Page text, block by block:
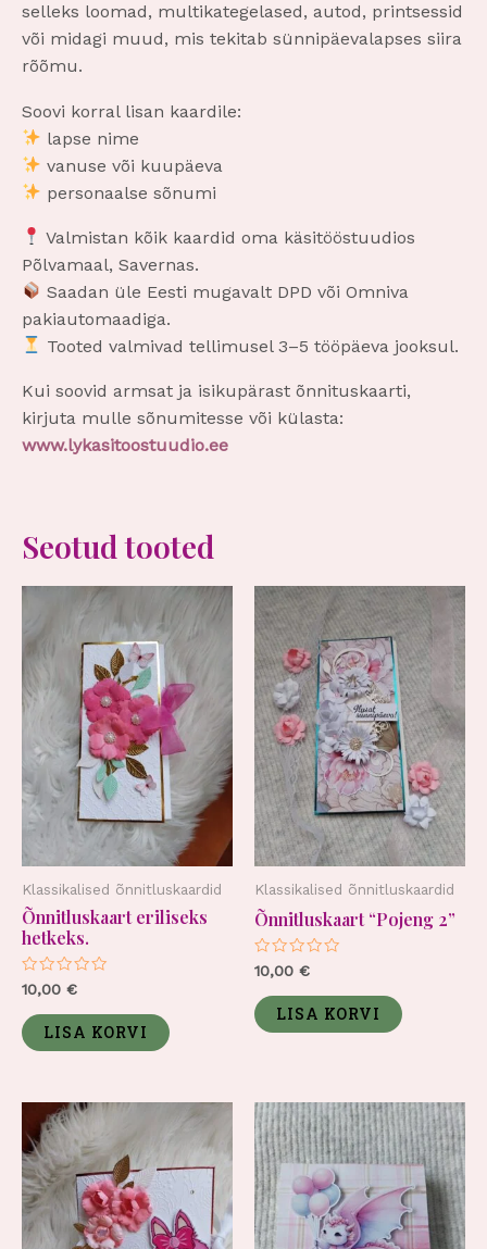
selleks loomad, multikategelased, autod, printsessid
või midagi muud, mis tekitab sünnipäevalapses siira
rõõmu.
Soovi korral lisan kaardile:
lapse nime
vanuse või kuupäeva
personaalse sõnumi
Valmistan kõik kaardid oma käsitööstuudios
Põlvamaal, Savernas.
Saadan üle Eesti mugavalt DPD või Omniva
pakiautomaadiga.
Tooted valmivad tellimusel 3–5 tööpäeva jooksul.
Kui soovid armsat ja isikupärast õnnituskaarti,
kirjuta mulle sõnumitesse või külasta:
www.lykasitoostuudio.ee
Seotud tooted
Klassikalised õnnitluskaardid
Õnnitluskaart eriliseks
hetkeks.
Hinnanguga
0
5
10,00 €
LISA KORVI
Klassikalised õnnitluskaardid
Õnnitluskaart “Pojeng 2”
Hinnanguga
0
5
10,00 €
LISA KORVI